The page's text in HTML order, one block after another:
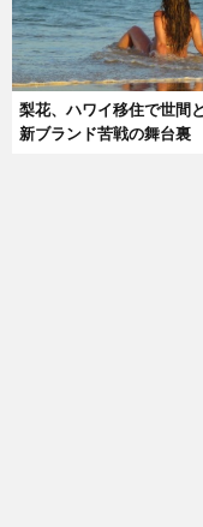
梨花、ハワイ移住で世間
新ブランド苦戦の舞台裏